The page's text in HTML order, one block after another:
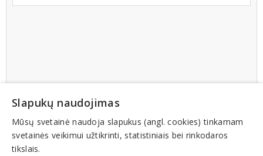
Slapukų naudojimas
Mūsų svetainė naudoja slapukus (angl. cookies) tinkamam
svetainės veikimui užtikrinti, statistiniais bei rinkodaros
tikslais.